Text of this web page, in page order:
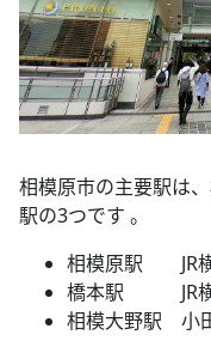
相模原市の主要駅は
駅の3つです 。
相模原駅 JR
橋本駅 JR横
相模大野駅 小